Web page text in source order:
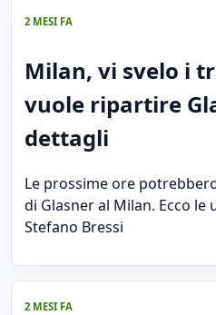
2 MESI FA
Milan, vi svelo i
vuole ripartire
dettagli
Le prossime ore
di Glasner al Milan. Ecco
Stefano Bressi
2 MESI FA